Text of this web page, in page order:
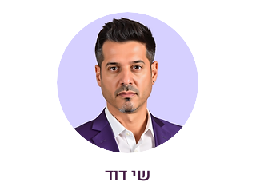
שי דוד